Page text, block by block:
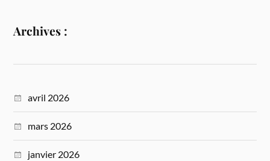
Archives :
avril 2026
mars 2026
janvier 2026